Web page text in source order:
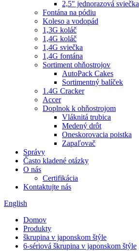
2,5″ jednorazová sviečka
Fontána na pódiu
Koleso a vodopád
1,3G koláč
1,4G koláč
1,4G sviečka
1,4G fontána
Sortiment ohňostrojov
AutoPack Cakes
Sortimentný balíček
1.4G Cracker
Accer
Doplnok k ohňostrojom
Vláknitá trubica
Medený drôt
Oneskorovacia poistka
Zapaľovač
Správy
Často kladené otázky
O nás
Certifikácia
Kontaktujte nás
English
Domov
Produkty
škrupina v japonskom štýle
6-sériová škrupina v japonskom štýle